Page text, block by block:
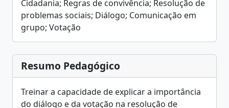
Cidadania; Regras de convivência; Resolução de
problemas sociais; Diálogo; Comunicação em
grupo; Votação
Resumo Pedagógico
Treinar a capacidade de explicar a importância
do diálogo e da votação na resolução de